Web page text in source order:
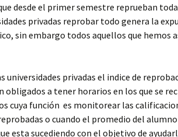
desde el primer semestre reprueban
privadas reprobar todo genera la
sin embargo todos aquellos que hemos
universidades privadas el indice de
a tener horarios en los que se
cuya función es monitorear las
o cuando el promedio del
esta sucediendo con el objetivo de